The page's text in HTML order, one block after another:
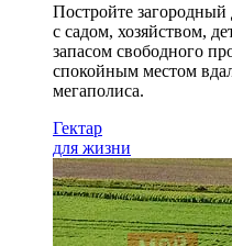
Постройте
с садом, хозяйством,
запасом свободного
спокойным местом
мегаполиса.
Гектар
для жизни